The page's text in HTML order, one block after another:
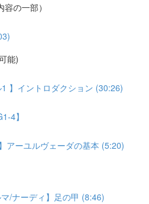
の一部）
能)
1 】イントロダクション (30:26)
4】
アーユルヴェーダの基本 (5:20)
マ/ナーディ】足の甲 (8:46)